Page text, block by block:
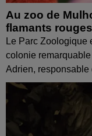
Au zoo de
flamants rouges
Le Parc Zoologique
colonie
Adrien, responsable